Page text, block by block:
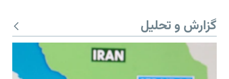
گزارش و تحلیل